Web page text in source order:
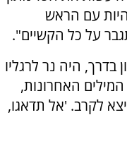
עם הראש
על כל הקשיים".
בדרך, היה נר לרגליו
האחרונות,
לקרב. 'אל תדאגו,